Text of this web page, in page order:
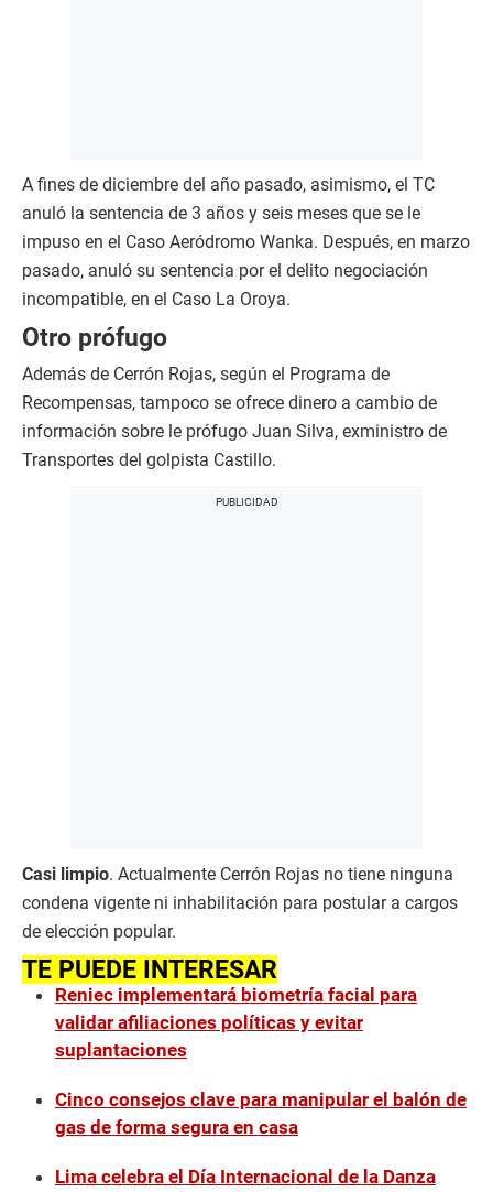
A fines de diciembre del año pasado, asimismo, el TC
anuló la sentencia de 3 años y seis meses que se le
impuso en el Caso Aeródromo Wanka. Después, en marzo
pasado, anuló su sentencia por el delito negociación
incompatible, en el Caso La Oroya.
Otro prófugo
Además de Cerrón Rojas, según el Programa de
Recompensas, tampoco se ofrece dinero a cambio de
información sobre le prófugo Juan Silva, exministro de
Transportes del golpista Castillo.
Casi limpio. Actualmente Cerrón Rojas no tiene ninguna
condena vigente ni inhabilitación para postular a cargos
de elección popular.
TE PUEDE INTERESAR
Reniec implementará biometría facial para
validar afiliaciones políticas y evitar
suplantaciones
Cinco consejos clave para manipular el balón de
gas de forma segura en casa
Lima celebra el Día Internacional de la Danza